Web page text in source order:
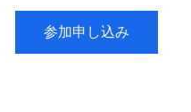
参加申し込み